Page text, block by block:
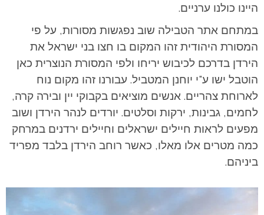
היינו כולנו ערניים.
במתחם אתר הטבילה שוב נפגשות מסורות, על פי
המסורת היהודית זהו המקום בו חצו בני ישראל את
הירדן בדרכם לכיבוש יריחו ולפי המסורת הנוצרית כאן
הוטבל ישו ע"י יוחנן המטביל. עבורנו זהו מקום נוח
לארוחת צהריים. אנשים מוציאים בקבוקי יין ובירה קרה,
לחמים, גבינות, ירקות וסלטים. יורדים לנהר הירדן ושוב
מפעים לראות חיילים ישראלים וחיילים ירדנים במרחק
כמה מטרים אלו מאלו, כאשר רוחב הירדן בלבד מפריד
ביניהם.